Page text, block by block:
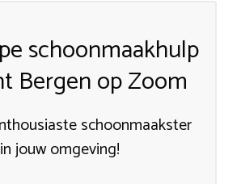
schoonmaakhulp
Bergen op Zoom
schoonmaakster
in jouw omgeving!